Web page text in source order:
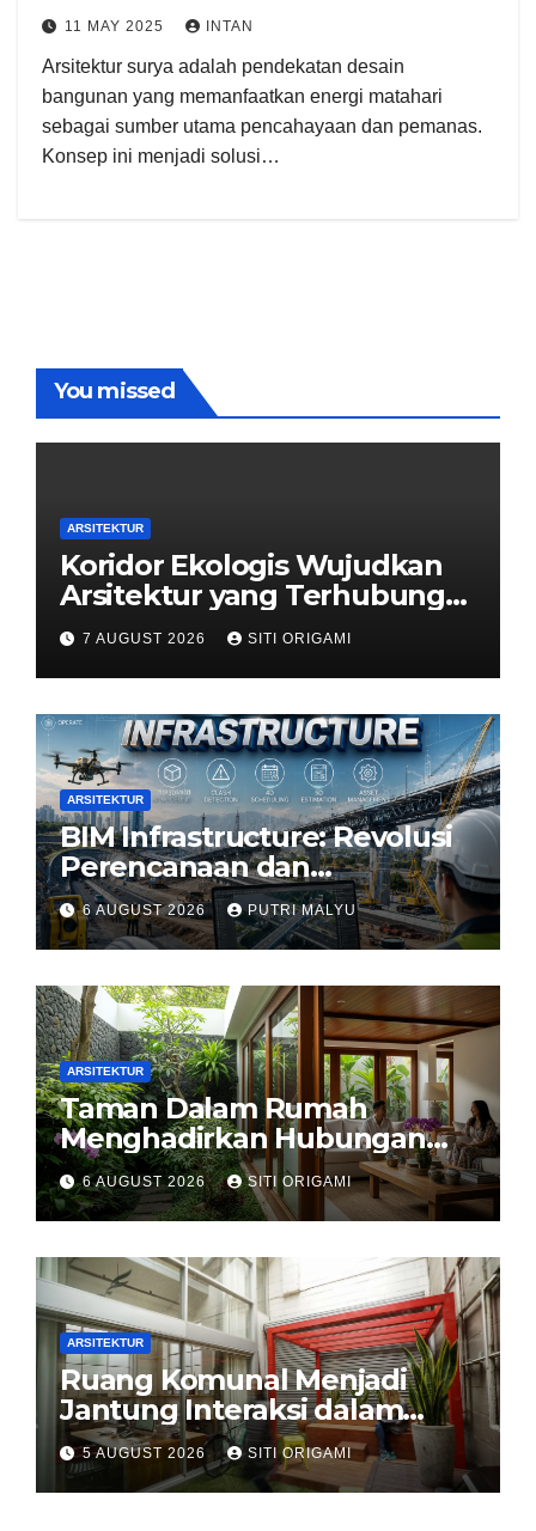
11 MAY 2025 INTAN
Arsitektur surya adalah pendekatan desain
bangunan yang memanfaatkan energi matahari
sebagai sumber utama pencahayaan dan pemanas.
Konsep ini menjadi solusi…
You missed
ARSITEKTUR
Koridor Ekologis Wujudkan
Arsitektur yang Terhubung
dengan Alam
7 AUGUST 2026 SITI ORIGAMI
ARSITEKTUR
BIM Infrastructure: Revolusi
Perencanaan dan
Pengelolaan Infrastruktur
6 AUGUST 2026 PUTRI MALYU
ARSITEKTUR
Taman Dalam Rumah
Menghadirkan Hubungan
Harmonis antara Arsitektur
dan Alam
6 AUGUST 2026 SITI ORIGAMI
ARSITEKTUR
Ruang Komunal Menjadi
Jantung Interaksi dalam
Perancangan Arsitektur
Modern
5 AUGUST 2026 SITI ORIGAMI